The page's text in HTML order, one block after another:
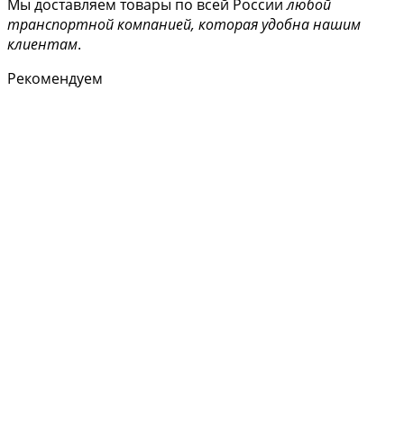
Мы доставляем товары по всей Россиилюбой
транспортной компанией, которая удобна нашим
клиентам.
Рекомендуем